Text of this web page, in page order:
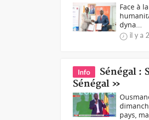
Face à
dyna...
il y a
Info
Sénégal :
Sénégal »
pays,